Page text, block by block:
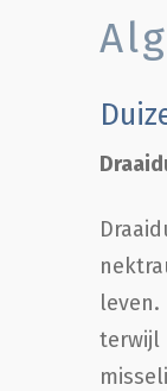
leven.
terwijl